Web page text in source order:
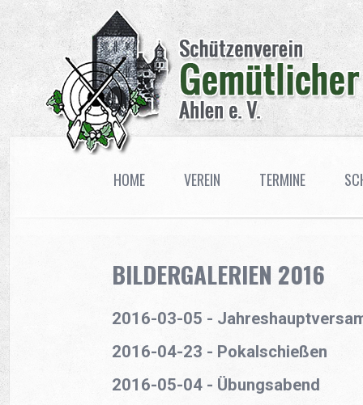
HOME VEREIN TERMINE
BILDERGALERIEN 2016
2016-03-05 -
2016-04-23 - Pokalschießen
2016-05-04 - Übungsabend